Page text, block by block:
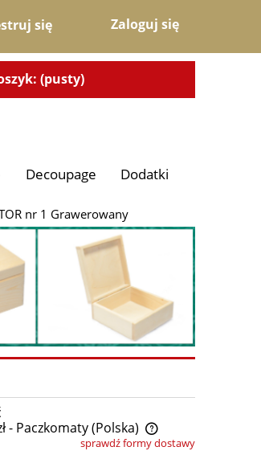
się Zaloguj się
(pusty)
Decoupage Dodatki
nr 1 Grawerowany
- Paczkomaty(Polska)
sprawdź formy dostawy